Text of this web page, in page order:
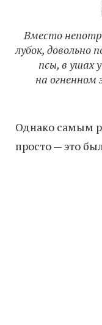
Вместо
лубок, довольно
псы, в ушах
на огненном
Однако самым
просто — это